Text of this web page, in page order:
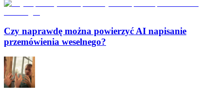
Czy naprawdę można powierzyć AI napisanie
przemówienia weselnego?